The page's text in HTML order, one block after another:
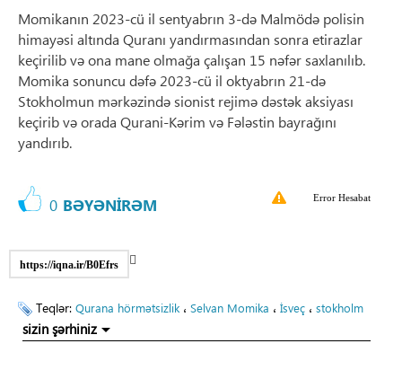
Momikanın 2023-cü il sentyabrın 3-də Malmödə polisin
himayəsi altında Quranı yandırmasından sonra etirazlar
keçirilib və ona mane olmağa çalışan 15 nəfər saxlanılıb.
Momika sonuncu dəfə 2023-cü il oktyabrın 21-də
Stokholmun mərkəzində sionist rejimə dəstək aksiyası
keçirib və orada Qurani-Kərim və Fələstin bayrağını
yandırıb.
0 BƏYƏNİRƏM Error Hesabat
https://iqna.ir/B0Efrs
Teqlər: Qurana hörmətsizlik، Selvan Momika ، İsveç ، stokholm
sizin şərhiniz